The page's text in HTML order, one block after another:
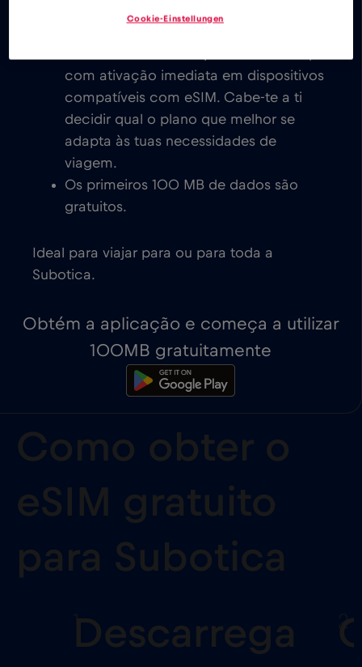
com ativação imediata em dispositivos
compatíveis com eSIM. Cabe-te a ti
decidir qual o plano que melhor se
adapta às tuas necessidades de
viagem.
Os primeiros 100 MB de dados são
gratuitos.
Ideal para viajar para ou para toda a
Subotica.
Obtém a aplicação e começa a utilizar
100MB gratuitamente
Como obter o
eSIM gratuito
para Subotica
1Descarrega
2
Cookie-Einstellungen